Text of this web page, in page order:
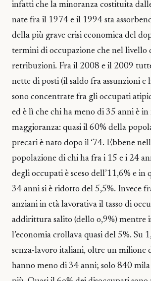
infatti che la minoranza costituita
nate fra il 1974 e il 1994 sta
della più grave crisi economica del
termini di occupazione che nel livello
retribuzioni. Fra il 2008 e il 2009
nette di posti (il saldo fra assunzioni e
sono concentrate fra gli occupati
ed è lì che chi ha meno di 35 anni è in
maggioranza: quasi il 60% della
precari è nato dopo il ‘74. Ebbene
popolazione di chi ha fra i 15 e i 24
degli occupati è sceso dell’11,6% e in
34 anni si è ridotto del 5,5%. Invece
anziani in età lavorativa il tasso di
addirittura salito (dello o,9%) mentre
l’economia crollava quasi del 5%. Su
senza-lavoro italiani, oltre un milione
hanno meno di 34 anni; solo 840